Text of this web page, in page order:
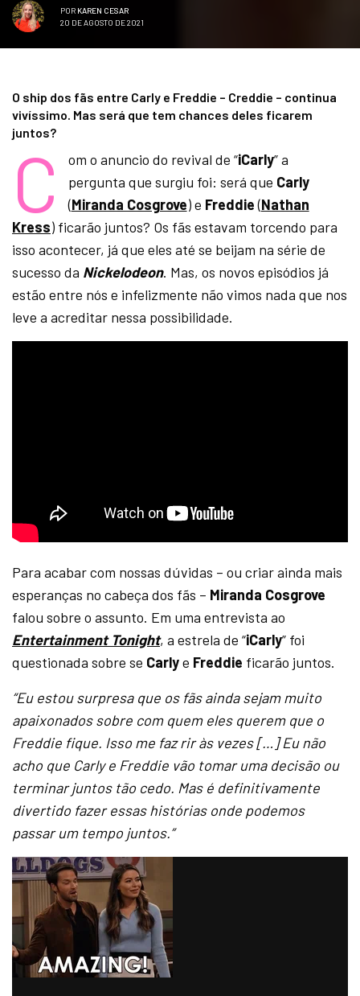
POR KAREN CESAR
20 DE AGOSTO DE 2021
O ship dos fãs entre Carly e Freddie – Creddie – continua
vivíssimo. Mas será que tem chances deles ficarem
juntos?
C om o anuncio do revival de “iCarly” a
pergunta que surgiu foi: será que Carly
(Miranda Cosgrove) e Freddie(Nathan
Kress) ficarão juntos? Os fãs estavam torcendo para
isso acontecer, já que eles até se beijam na série de
sucesso da Nickelodeon. Mas, os novos episódios já
estão entre nós e infelizmente não vimos nada que nos
leve a acreditar nessa possibilidade.
Para acabar com nossas dúvidas – ou criar ainda mais
esperanças no cabeça dos fãs – Miranda Cosgrove
falou sobre o assunto. Em uma entrevista ao
Entertainment Tonight, a estrela de “iCarly” foi
questionada sobre se Carlye Freddie ficarão juntos.
“Eu estou surpresa que os fãs ainda sejam muito
apaixonados sobre com quem eles querem que o
Freddie fique. Isso me faz rir às vezes […] Eu não
acho que Carly e Freddie vão tomar uma decisão ou
terminar juntos tão cedo. Mas é definitivamente
divertido fazer essas histórias onde podemos
passar um tempo juntos.”